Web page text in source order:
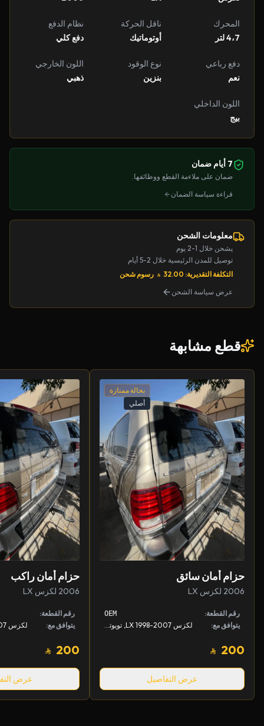
المحرك
4،7 لتر
ناقل الحركة
أوتوماتيك
نظام الدفع
دفع كلي
دفع رباعي
نعم
نوع الوقود
بنزين
اللون الخارجي
ذهبي
اللون الداخلي
بيج
7 أيام ضمان
ضمان على ملاءمة القطع ووظائفها.
قراءة سياسة الضمان
معلومات الشحن
يشحن خلال 1-2 يوم
توصيل للمدن الرئيسية خلال 2-5 أيام
التكلفة التقديرية: 32.00
رسوم شحن
عرض سياسة الشحن
قطع مشابهة
بحالة ممتازة
أصلي
حزام أمان سائق
2006 لكزس LX
رقم القطعة: OEM
يتوافق مع:
200
عرض التفاصيل
حزام أمان راكب
2006 لكزس LX
رقم القطعة:
يتوافق مع:
200
عرض